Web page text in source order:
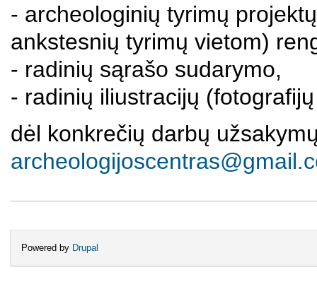
- archeologinių tyrimų
ankstesnių tyrimų vietom)
- radinių sąrašo sudarymo,
- radinių iliustracijų
dėl konkrečių darbų
Powered by Drupal